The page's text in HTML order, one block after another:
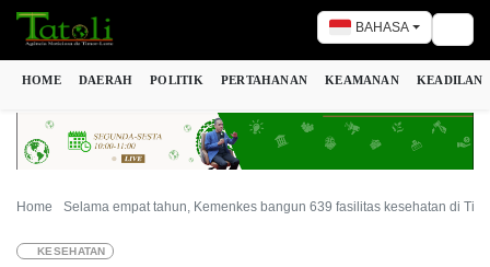
BAHASA
HOME DAERAH POLITIK PERTAHANAN KEAMANAN KEADILAN
Home Selama empat tahun, Kemenkes bangun 639 fasilitas kesehatan di
KESEHATAN